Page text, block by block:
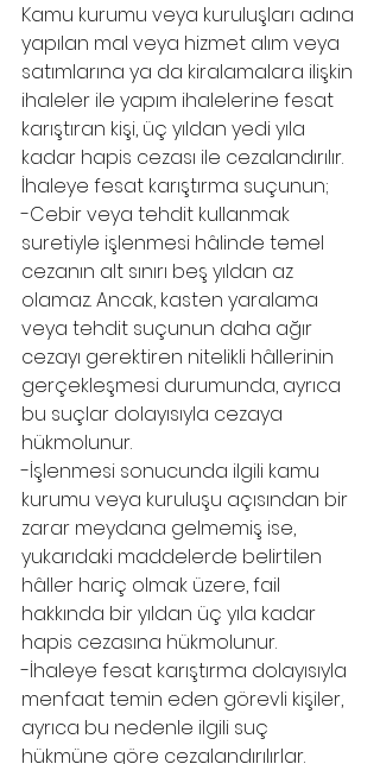
Kamu kurumu veya kuruluşları adına
yapılan mal veya hizmet alım veya
satımlarına ya da kiralamalara ilişkin
ihaleler ile yapım ihalelerine fesat
karıştıran kişi, üç yıldan yedi yıla
kadar hapis cezası ile cezalandırılır.
İhaleye fesat karıştırma suçunun;
-Cebir veya tehdit kullanmak
suretiyle işlenmesi hâlinde temel
cezanın alt sınırı beş yıldan az
olamaz. Ancak, kasten yaralama
veya tehdit suçunun daha ağır
cezayı gerektiren nitelikli hâllerinin
gerçekleşmesi durumunda, ayrıca
bu suçlar dolayısıyla cezaya
hükmolunur.
-İşlenmesi sonucunda ilgili kamu
kurumu veya kuruluşu açısından bir
zarar meydana gelmemiş ise,
yukarıdaki maddelerde belirtilen
hâller hariç olmak üzere, fail
hakkında bir yıldan üç yıla kadar
hapis cezasına hükmolunur.
-İhaleye fesat karıştırma dolayısıyla
menfaat temin eden görevli kişiler,
ayrıca bu nedenle ilgili suç
hükmüne göre cezalandırılırlar.